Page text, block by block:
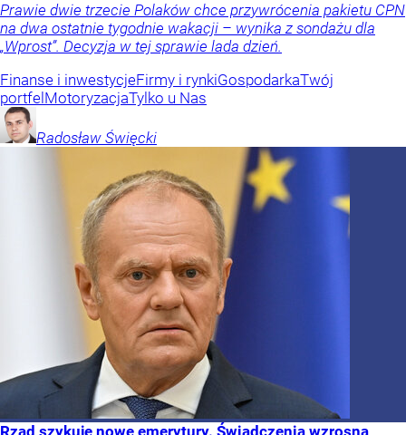
Prawie dwie trzecie Polaków chce przywrócenia pakietu CPN
na dwa ostatnie tygodnie wakacji – wynika z sondażu dla
„Wprost”. Decyzja w tej sprawie lada dzień.
Finanse i inwestycjeFirmy i rynkiGospodarkaTwój
portfel MotoryzacjaTylko u Nas
Radosław Święcki